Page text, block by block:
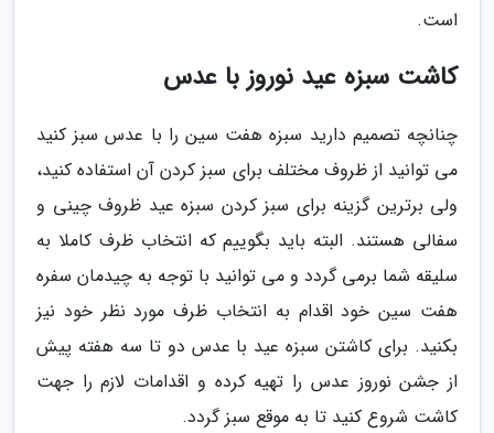
است.
کاشت سبزه عید نوروز با عدس
چنانچه تصمیم دارید سبزه هفت سین را با عدس سبز کنید
می توانید از ظروف مختلف برای سبز کردن آن استفاده کنید،
ولی برترین گزینه برای سبز کردن سبزه عید ظروف چینی و
سفالی هستند. البته باید بگوییم که انتخاب ظرف کاملا به
سلیقه شما برمی گردد و می توانید با توجه به چیدمان سفره
هفت سین خود اقدام به انتخاب ظرف مورد نظر خود نیز
بکنید. برای کاشتن سبزه عید با عدس دو تا سه هفته پیش
از جشن نوروز عدس را تهیه کرده و اقدامات لازم را جهت
کاشت شروع کنید تا به موقع سبز گردد.